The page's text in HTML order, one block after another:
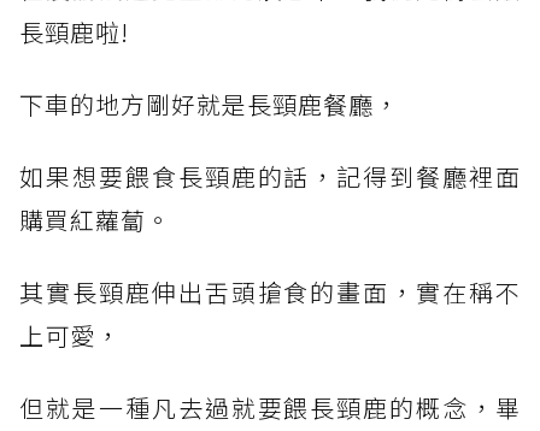
長頸鹿啦!
下車的地方剛好就是長頸鹿餐廳，
如果想要餵食長頸鹿的話，記得到餐廳裡面
購買紅蘿蔔。
其實長頸鹿伸出舌頭搶食的畫面，實在稱不
上可愛，
但就是一種凡去過就要餵長頸鹿的概念，畢